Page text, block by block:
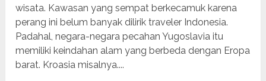
wisata. Kawasan yang sempat berkecamuk karena
perang ini belum banyak dilirik traveler Indonesia.
Padahal, negara-negara pecahan Yugoslavia itu
memiliki keindahan alam yang berbeda dengan Eropa
barat. Kroasia misalnya....